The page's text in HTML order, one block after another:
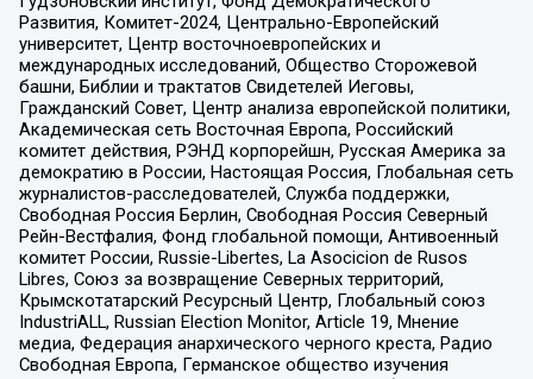
Развития, Комитет-2024, Центрально-Европейский
университет, Центр восточноевропейских и
международных исследований, Общество Сторожевой
башни, Библии и трактатов Свидетелей Иеговы,
Гражданский Совет, Центр анализа европейской политики,
Академическая сеть Восточная Европа, Российский
комитет действия, РЭНД корпорейшн, Русская Америка за
демократию в России, Настоящая Россия, Глобальная сеть
журналистов-расследователей, Служба поддержки,
Свободная Россия Берлин, Свободная Россия Северный
Рейн-Вестфалия, Фонд глобальной помощи, Антивоенный
комитет России, Russie-Libertes, La Asocicion de Rusos
Libres, Союз за возвращение Северных территорий,
Крымскотатарский Ресурсный Центр, Глобальный союз
IndustriALL, Russian Election Monitor, Article 19, Мнение
медиа, Федерация анархического черного креста, Радио
Свободная Европа, Германское общество изучения